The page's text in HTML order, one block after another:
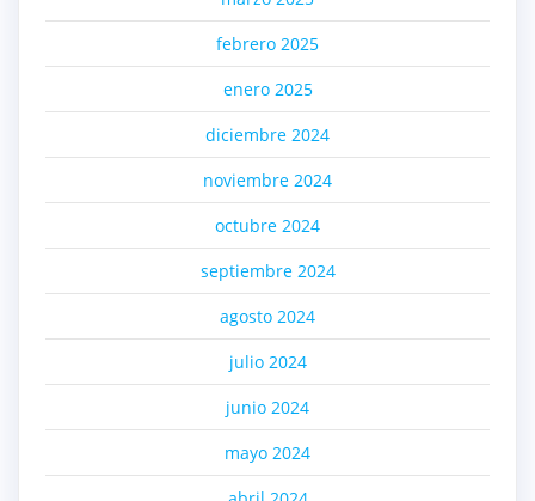
febrero 2025
enero 2025
diciembre 2024
noviembre 2024
octubre 2024
septiembre 2024
agosto 2024
julio 2024
junio 2024
mayo 2024